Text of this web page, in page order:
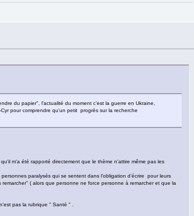
du papier", l'actualité du moment c'est la guerre en Ukraine,
pour comprendre qu'un petit progrès sur la recherche
m'a été rapporté directement que le thème n'attire même pas les
paralysés qui se sentent dans l'obligation d’écrire pour leurs
( alors que personne ne force personne à remarcher et que la
pas la rubrique " Santé " .